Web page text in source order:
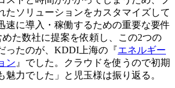
たソリューションをカスタマイズして
速に導入・稼働するための重要な要件
めた数社に提案を依頼し、この2つの
ったのが、KDDI上海の『エネルギー
ン』でした。クラウドを使うので初期
魅力でした」と児玉様は振り返る。